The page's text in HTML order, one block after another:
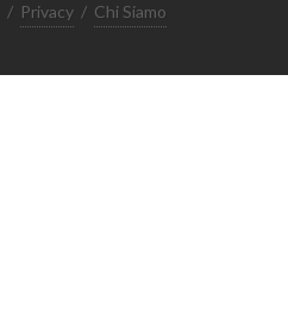
/ Privacy / Chi Siamo